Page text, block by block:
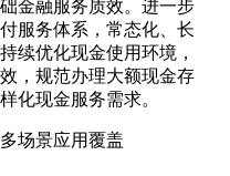
金融服务质效。进一步
服务体系，常态化、长
续优化现金使用环境，
，规范办理大额现金存
化现金服务需求。
场景应用覆盖